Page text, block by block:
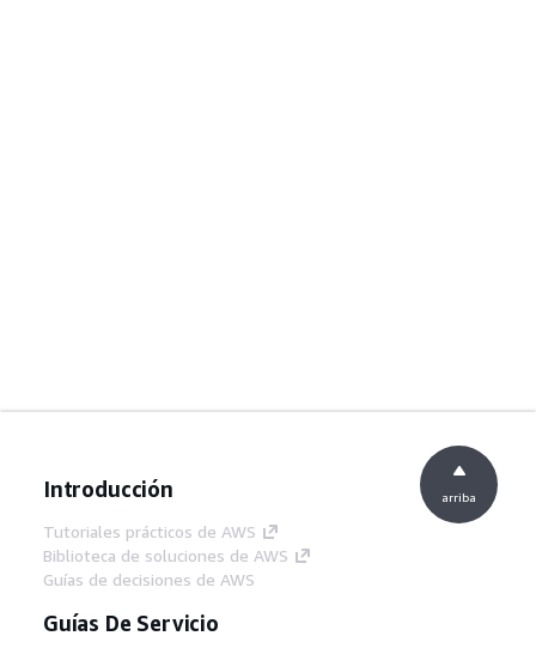
Introducción
Tutoriales prácticos de AWS
Biblioteca de soluciones de AWS
Guías de decisiones de AWS
Guías De Servicio
arriba